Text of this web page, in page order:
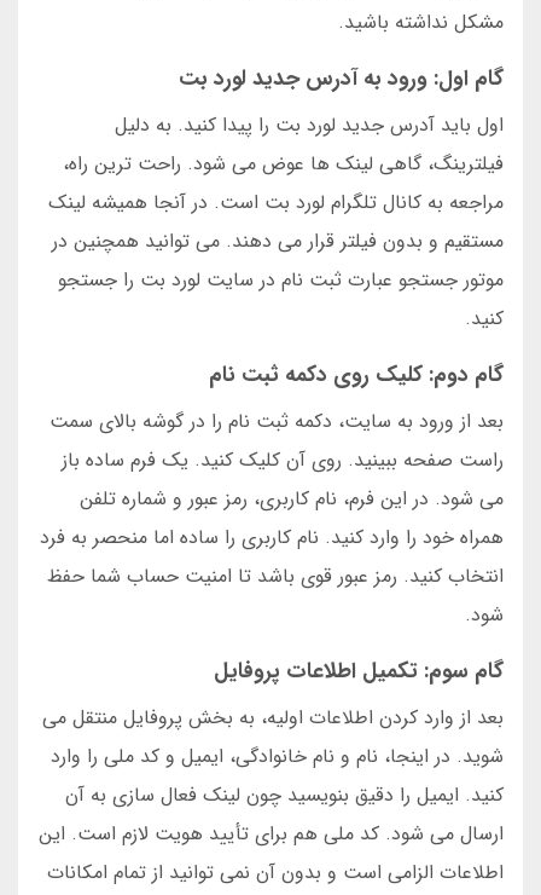
مشکل نداشته باشید.
گام اول: ورود به آدرس جدید لورد بت
اول باید آدرس جدید لورد بت را پیدا کنید. به دلیل
فیلترینگ، گاهی لینک ها عوض می شود. راحت ترین راه،
مراجعه به کانال تلگرام لورد بت است. در آنجا همیشه لینک
مستقیم و بدون فیلتر قرار می دهند. می توانید همچنین در
موتور جستجو عبارت ثبت نام در سایت لورد بت را جستجو
کنید.
گام دوم: کلیک روی دکمه ثبت نام
بعد از ورود به سایت، دکمه ثبت نام را در گوشه بالای سمت
راست صفحه ببینید. روی آن کلیک کنید. یک فرم ساده باز
می شود. در این فرم، نام کاربری، رمز عبور و شماره تلفن
همراه خود را وارد کنید. نام کاربری را ساده اما منحصر به فرد
انتخاب کنید. رمز عبور قوی باشد تا امنیت حساب شما حفظ
شود.
گام سوم: تکمیل اطلاعات پروفایل
بعد از وارد کردن اطلاعات اولیه، به بخش پروفایل منتقل می
شوید. در اینجا، نام و نام خانوادگی، ایمیل و کد ملی را وارد
کنید. ایمیل را دقیق بنویسید چون لینک فعال سازی به آن
ارسال می شود. کد ملی هم برای تأیید هویت لازم است. این
اطلاعات الزامی است و بدون آن نمی توانید از تمام امکانات